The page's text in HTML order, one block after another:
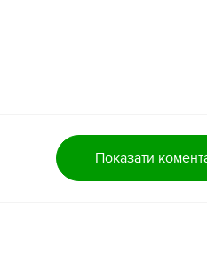
Показати